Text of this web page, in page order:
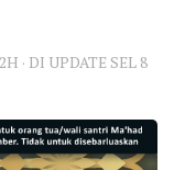
· DI UPDATE SEL 8